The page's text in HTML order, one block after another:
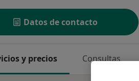
Datos de contacto
y precios Consultas